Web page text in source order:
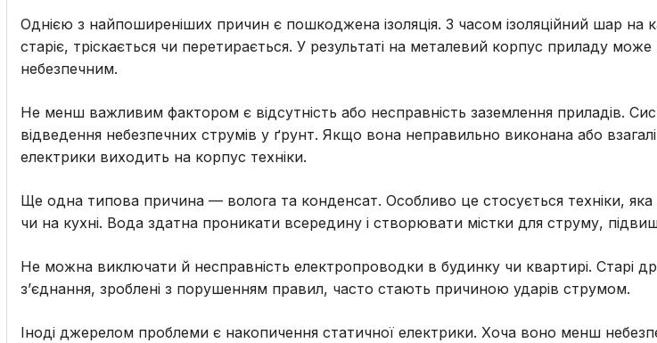
Однією з найпоширеніших причин є пошкоджена ізоляція. З часом ізоляційний шар на
старіє, тріскається чи перетирається. У результаті на металевий корпус приладу
небезпечним.
Не менш важливим фактором є відсутність або несправність заземлення приладів.
відведення небезпечних струмів у ґрунт. Якщо вона неправильно виконана або
електрики виходить на корпус техніки.
Ще одна типова причина — волога та конденсат. Особливо це стосується техніки, яка
чи на кухні. Вода здатна проникати всередину і створювати містки для струму,
Не можна виключати й несправність електропроводки в будинку чи квартирі. Старі
з’єднання, зроблені з порушенням правил, часто стають причиною ударів струмом.
Іноді джерелом проблеми є накопичення статичної електрики. Хоча воно менш